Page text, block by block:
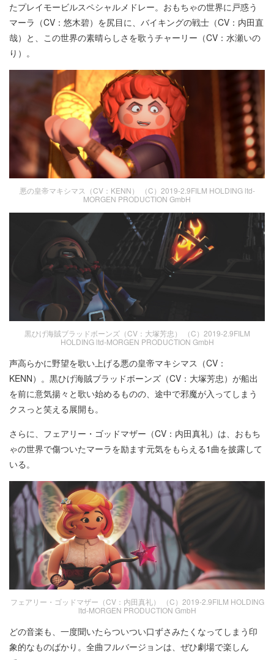
たプレイモービルスペシャルメドレー。おもちゃの世界に戸惑う
マーラ（CV：悠木碧）を尻目に、バイキングの戦士（CV：内田直
哉）と、この世界の素晴らしさを歌うチャーリー（CV：水瀬いの
り）。
悪の皇帝マキシマス（CV：KENN） （C）2019-2.9FILM HOLDING ltd-
MORGEN PRODUCTION GmbH
黒ひげ海賊ブラッドボーンズ（CV：大塚芳忠） （C）2019-2.9FILM
HOLDING ltd-MORGEN PRODUCTION GmbH
声高らかに野望を歌い上げる悪の皇帝マキシマス（CV：
KENN）。黒ひげ海賊ブラッドボーンズ（CV：大塚芳忠）が船出
を前に意気揚々と歌い始めるものの、途中で邪魔が入ってしまう
クスっと笑える展開も。
さらに、フェアリー・ゴッドマザー（CV：内田真礼）は、おもち
ゃの世界で傷ついたマーラを励ます元気をもらえる1曲を披露して
いる。
フェアリー・ゴッドマザー（CV：内田真礼） （C）2019-2.9FILM HOLDING
ltd-MORGEN PRODUCTION GmbH
どの音楽も、一度聞いたらついつい口ずさみたくなってしまう印
象的なものばかり。全曲フルバージョンは、ぜひ劇場で楽しん